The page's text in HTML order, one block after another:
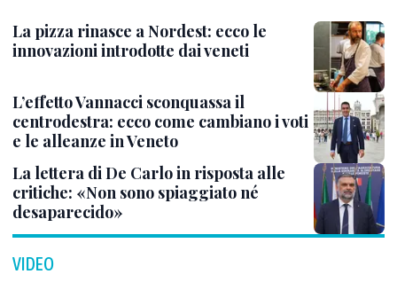
La pizza rinasce a Nordest: ecco le
innovazioni introdotte dai veneti
L’effetto Vannacci sconquassa il
centrodestra: ecco come cambiano i voti
e le alleanze in Veneto
La lettera di De Carlo in risposta alle
critiche: «Non sono spiaggiato né
desaparecido»
VIDEO